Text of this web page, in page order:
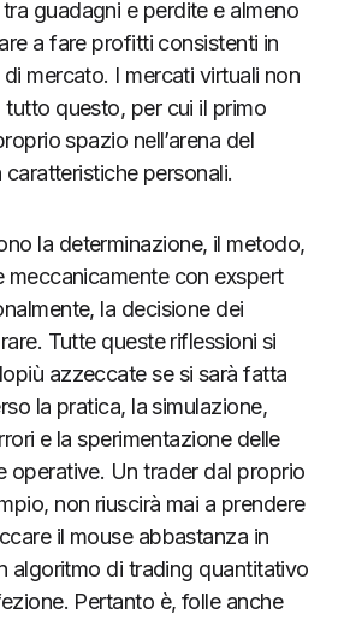
guadagni e perdite e almeno
a fare profitti consistenti in
mercato. I mercati virtuali non
questo, per cui il primo
spazio nell’arena del
personali.
la determinazione, il metodo,
meccanicamente con exspert
la decisione dei
Tutte queste riflessioni si
azzeccate se si sarà fatta
la pratica, la simulazione,
e la sperimentazione delle
operative. Un trader dal proprio
non riuscirà mai a prendere
il mouse abbastanza in
algoritmo di trading quantitativo
Pertanto è, folle anche